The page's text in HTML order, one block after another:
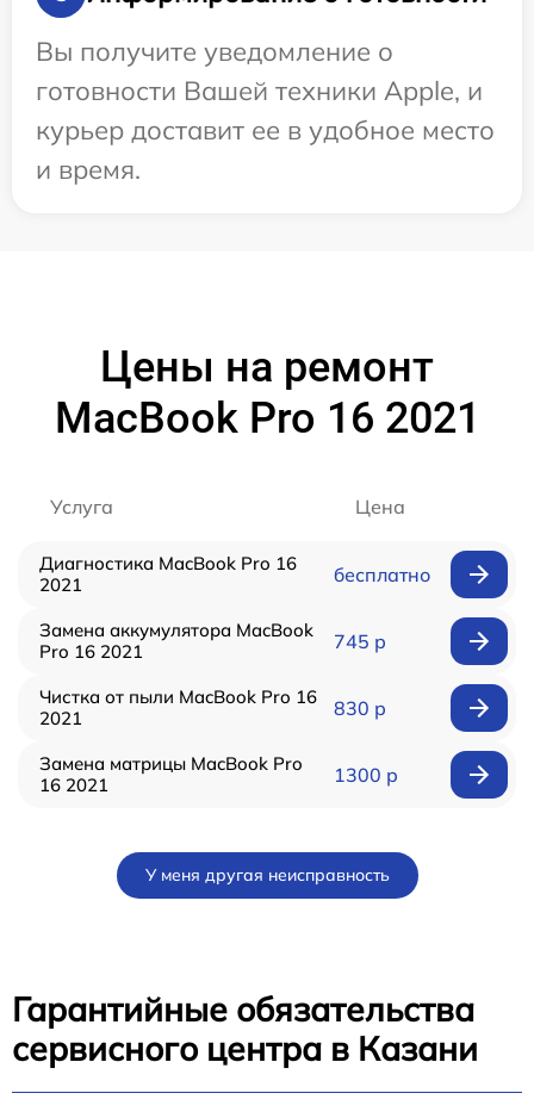
Вы получите уведомление о
готовности Вашей техники Apple, и
курьер доставит ее в удобное место
и время.
Цены на ремонт
MacBook Pro 16 2021
Услуга Цена
Диагностика MacBook Pro 16
2021
бесплатно
Замена аккумулятора MacBook
Pro 16 2021
745 р
Чистка от пыли MacBook Pro 16
2021
830 р
Замена матрицы MacBook Pro
16 2021
1300 р
У меня другая неисправность
Гарантийные обязательства
сервисного центра в Казани